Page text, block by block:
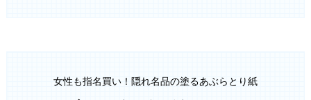
女性も指名買い！隠れ名品の塗るあぶらとり紙